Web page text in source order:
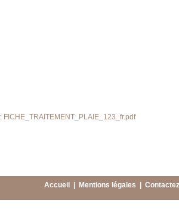
FICHE_TRAITEMENT_PLAIE_123_fr.pdf
Accueil Mentions légales